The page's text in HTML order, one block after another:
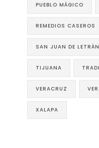
PUEBLO MÁGICO
REMEDIOS CASEROS
SAN JUAN DE LETRÁN
TIJUANA
VERACRUZ
XALAPA